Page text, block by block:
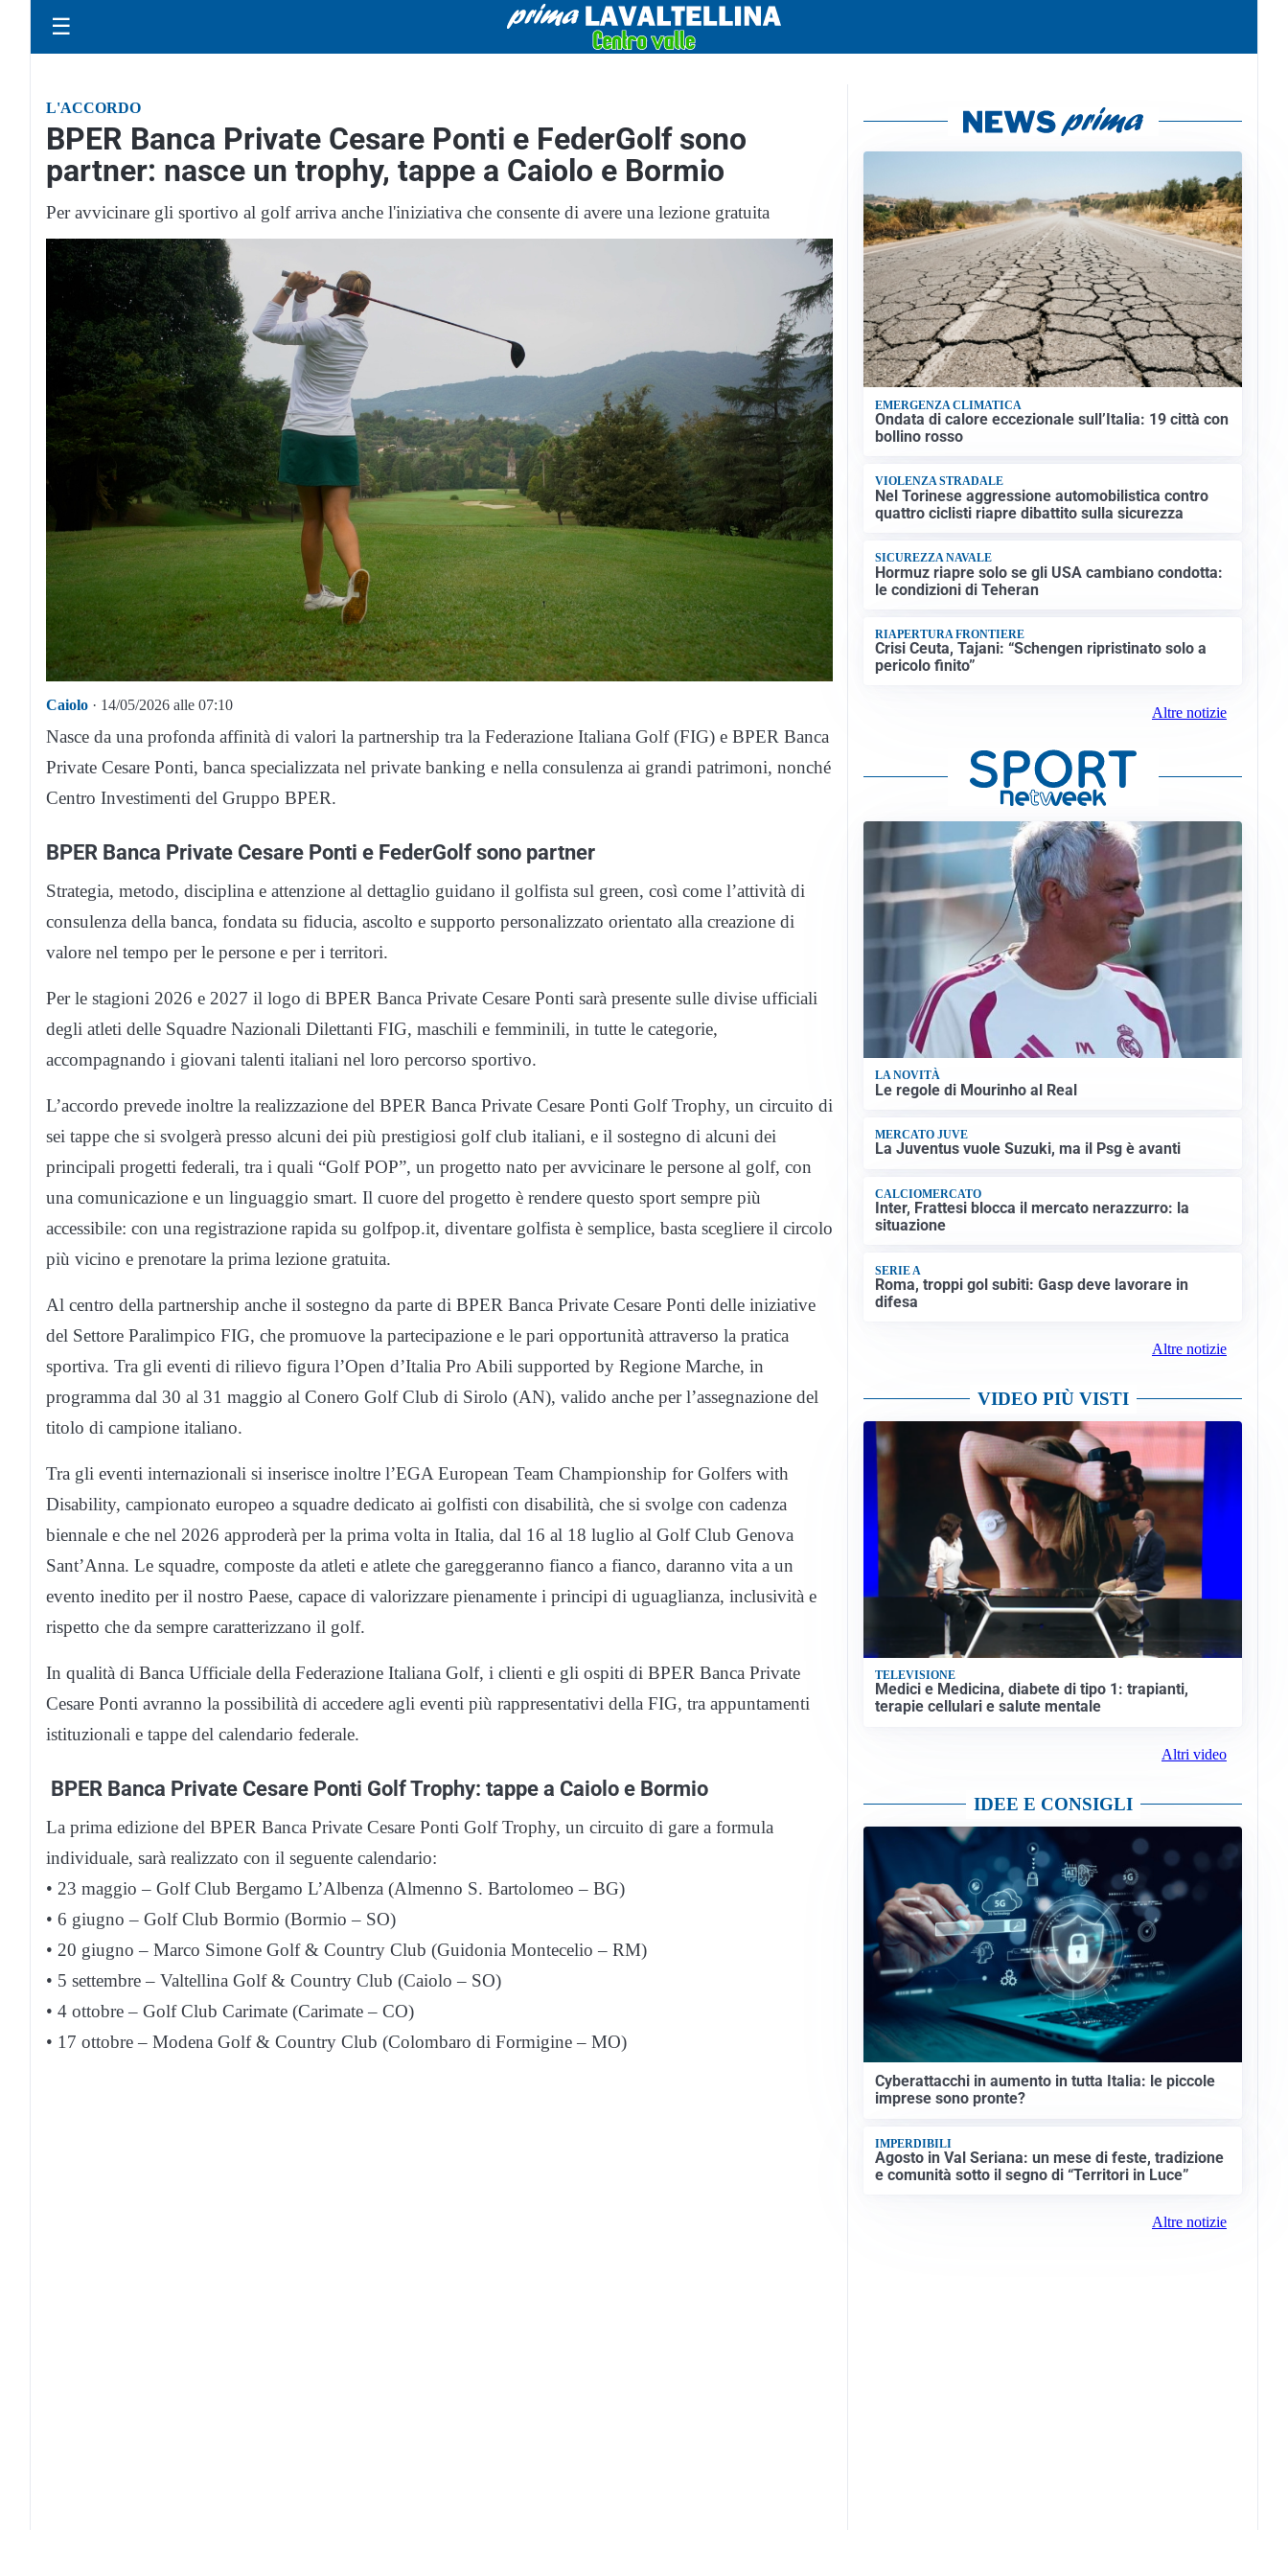
☰
L'ACCORDO
BPER Banca Private Cesare Ponti e FederGolf sono
partner: nasce un trophy, tappe a Caiolo e Bormio
Per avvicinare gli sportivo al golf arriva anche l'iniziativa che consente di avere una lezione gratuita
Caiolo · 14/05/2026 alle 07:10
Nasce da una profonda affinità di valori la partnership tra la Federazione Italiana Golf (FIG) e BPER Banca
Private Cesare Ponti, banca specializzata nel private banking e nella consulenza ai grandi patrimoni, nonché
Centro Investimenti del Gruppo BPER.
BPER Banca Private Cesare Ponti e FederGolf sono partner
Strategia, metodo, disciplina e attenzione al dettaglio guidano il golfista sul green, così come l’attività di
consulenza della banca, fondata su fiducia, ascolto e supporto personalizzato orientato alla creazione di
valore nel tempo per le persone e per i territori.
Per le stagioni 2026 e 2027 il logo di BPER Banca Private Cesare Ponti sarà presente sulle divise ufficiali
degli atleti delle Squadre Nazionali Dilettanti FIG, maschili e femminili, in tutte le categorie,
accompagnando i giovani talenti italiani nel loro percorso sportivo.
L’accordo prevede inoltre la realizzazione del BPER Banca Private Cesare Ponti Golf Trophy, un circuito di
sei tappe che si svolgerà presso alcuni dei più prestigiosi golf club italiani, e il sostegno di alcuni dei
principali progetti federali, tra i quali “Golf POP”, un progetto nato per avvicinare le persone al golf, con
una comunicazione e un linguaggio smart. Il cuore del progetto è rendere questo sport sempre più
accessibile: con una registrazione rapida su golfpop.it, diventare golfista è semplice, basta scegliere il circolo
più vicino e prenotare la prima lezione gratuita.
Al centro della partnership anche il sostegno da parte di BPER Banca Private Cesare Ponti delle iniziative
del Settore Paralimpico FIG, che promuove la partecipazione e le pari opportunità attraverso la pratica
sportiva. Tra gli eventi di rilievo figura l’Open d’Italia Pro Abili supported by Regione Marche, in
programma dal 30 al 31 maggio al Conero Golf Club di Sirolo (AN), valido anche per l’assegnazione del
titolo di campione italiano.
Tra gli eventi internazionali si inserisce inoltre l’EGA European Team Championship for Golfers with
Disability, campionato europeo a squadre dedicato ai golfisti con disabilità, che si svolge con cadenza
biennale e che nel 2026 approderà per la prima volta in Italia, dal 16 al 18 luglio al Golf Club Genova
Sant’Anna. Le squadre, composte da atleti e atlete che gareggeranno fianco a fianco, daranno vita a un
evento inedito per il nostro Paese, capace di valorizzare pienamente i principi di uguaglianza, inclusività e
rispetto che da sempre caratterizzano il golf.
In qualità di Banca Ufficiale della Federazione Italiana Golf, i clienti e gli ospiti di BPER Banca Private
Cesare Ponti avranno la possibilità di accedere agli eventi più rappresentativi della FIG, tra appuntamenti
istituzionali e tappe del calendario federale.
BPER Banca Private Cesare Ponti Golf Trophy: tappe a Caiolo e Bormio
La prima edizione del BPER Banca Private Cesare Ponti Golf Trophy, un circuito di gare a formula
individuale, sarà realizzato con il seguente calendario:
• 23 maggio – Golf Club Bergamo L’Albenza (Almenno S. Bartolomeo – BG)
• 6 giugno – Golf Club Bormio (Bormio – SO)
• 20 giugno – Marco Simone Golf & Country Club (Guidonia Montecelio – RM)
• 5 settembre – Valtellina Golf & Country Club (Caiolo – SO)
• 4 ottobre – Golf Club Carimate (Carimate – CO)
• 17 ottobre – Modena Golf & Country Club (Colombaro di Formigine – MO)
EMERGENZA CLIMATICA
Ondata di calore eccezionale sull’Italia: 19 città con
bollino rosso
VIOLENZA STRADALE
Nel Torinese aggressione automobilistica contro
quattro ciclisti riapre dibattito sulla sicurezza
SICUREZZA NAVALE
Hormuz riapre solo se gli USA cambiano condotta:
le condizioni di Teheran
RIAPERTURA FRONTIERE
Crisi Ceuta, Tajani: “Schengen ripristinato solo a
pericolo finito”
Altre notizie
LA NOVITÀ
Le regole di Mourinho al Real
MERCATO JUVE
La Juventus vuole Suzuki, ma il Psg è avanti
CALCIOMERCATO
Inter, Frattesi blocca il mercato nerazzurro: la
situazione
SERIE A
Roma, troppi gol subiti: Gasp deve lavorare in
difesa
Altre notizie
VIDEO PIÙ VISTI
TELEVISIONE
Medici e Medicina, diabete di tipo 1: trapianti,
terapie cellulari e salute mentale
Altri video
IDEE E CONSIGLI
Cyberattacchi in aumento in tutta Italia: le piccole
imprese sono pronte?
IMPERDIBILI
Agosto in Val Seriana: un mese di feste, tradizione
e comunità sotto il segno di “Territori in Luce”
Altre notizie